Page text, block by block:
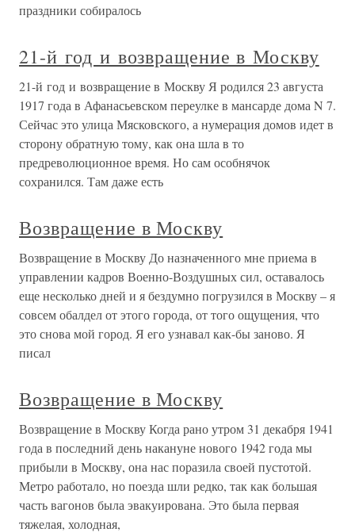
праздники собиралось
21-й год и возвращение в Москву
21-й год и возвращение в Москву Я родился 23 августа
1917 года в Афанасьевском переулке в мансарде дома N 7.
Сейчас это улица Мясковского, а нумерация домов идет в
сторону обратную тому, как она шла в то
предреволюционное время. Но сам особнячок
сохранился. Там даже есть
Возвращение в Москву
Возвращение в Москву До назначенного мне приема в
управлении кадров Военно-Воздушных сил, оставалось
еще несколько дней и я бездумно погрузился в Москву – я
совсем обалдел от этого города, от того ощущения, что
это снова мой город. Я его узнавал как-бы заново. Я
писал
Возвращение в Москву
Возвращение в Москву Когда рано утром 31 декабря 1941
года в последний день накануне нового 1942 года мы
прибыли в Москву, она нас поразила своей пустотой.
Метро работало, но поезда шли редко, так как большая
часть вагонов была эвакуирована. Это была первая
тяжелая, холодная,